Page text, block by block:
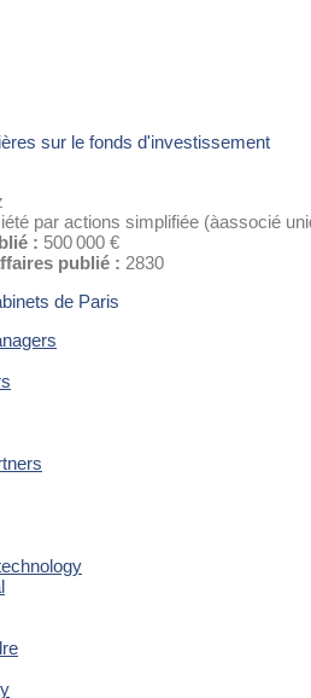
sur le fonds d'investissement
par actions simplifiée (àassocié
: 500 000 €
publié : 2830
de Paris